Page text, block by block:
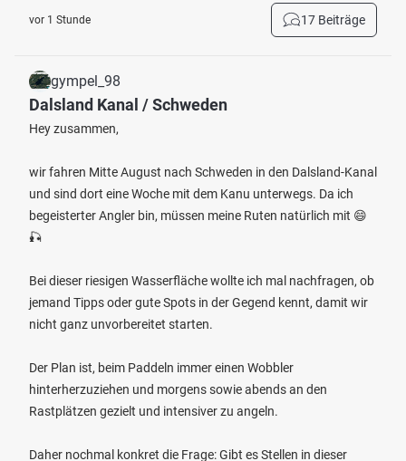
vor 1 Stunde 17 Beiträge
gympel_98
Dalsland Kanal / Schweden
Hey zusammen,
wir fahren Mitte August nach Schweden in den Dalsland-Kanal
und sind dort eine Woche mit dem Kanu unterwegs. Da ich
begeisterter Angler bin, müssen meine Ruten natürlich mit 😄
🎣
Bei dieser riesigen Wasserfläche wollte ich mal nachfragen, ob
jemand Tipps oder gute Spots in der Gegend kennt, damit wir
nicht ganz unvorbereitet starten.
Der Plan ist, beim Paddeln immer einen Wobbler
hinterherzuziehen und morgens sowie abends an den
Rastplätzen gezielt und intensiver zu angeln.
Daher nochmal konkret die Frage: Gibt es Stellen in dieser